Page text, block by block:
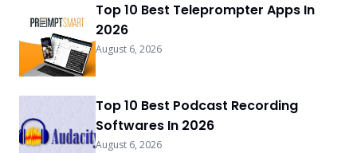
Top 10 Best Teleprompter Apps In
2026
August 6, 2026
Top 10 Best Podcast Recording
Softwares In 2026
August 6, 2026